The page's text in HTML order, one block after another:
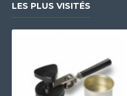
LES PLUS VISITÉS